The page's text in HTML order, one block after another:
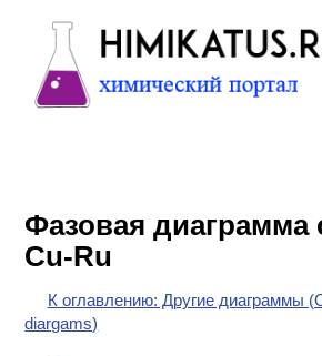
ХИМИЧЕСКАЯ
ПОСУДА
ВРЕДНЫЕ
ФАКТОРЫ
Фазовая диаграмма
Cu-Ru
К оглавлению: Другие диаграммы
diargams)